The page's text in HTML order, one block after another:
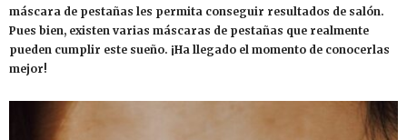
máscara de pestañas les permita conseguir resultados de salón.
Pues bien, existen varias máscaras de pestañas que realmente
pueden cumplir este sueño. ¡Ha llegado el momento de conocerlas
mejor!